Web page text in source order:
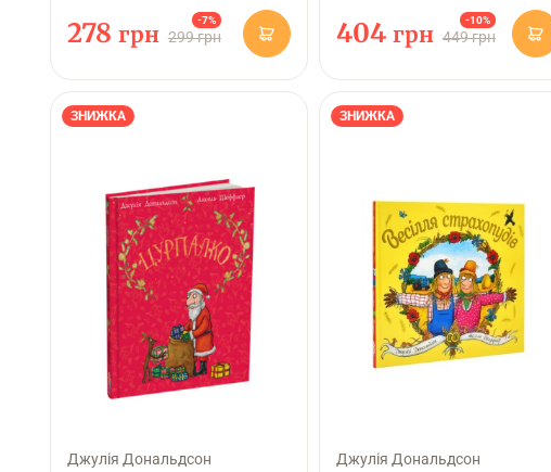
299 грн
-7%
278 грн 449 грн
-10%
404 грн
ЗНИЖКА
Джулія Дональдсон
ЗНИЖКА
Джулія Дональдсон